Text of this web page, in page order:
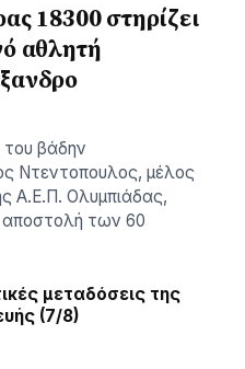
18300 στηρίζει
αθλητή
βάδην
Ντεντοπουλος, μέλος
Α.Ε.Π. Ολυμπιάδας,
αποστολή των 60
μεταδόσεις της
(7/8)